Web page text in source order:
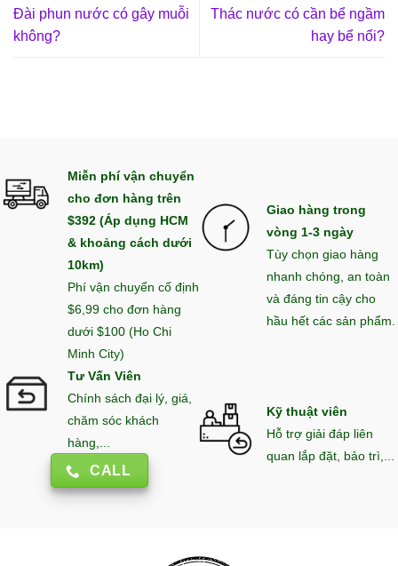
Đài phun nước có gây muỗi
không?
Thác nước có cần bể ngầm
hay bể nổi?
Miễn phí vận chuyển
cho đơn hàng trên
$392 (Áp dụng HCM
& khoảng cách dưới
10km)
Phí vận chuyển cố định
$6,99 cho đơn hàng
dưới $100 (Ho Chi
Minh City)
Giao hàng trong
vòng 1-3 ngày
Tùy chọn giao hàng
nhanh chóng, an toàn
và đáng tin cậy cho
hầu hết các sản phẩm.
Tư Vấn Viên
Chính sách đại lý, giá,
chăm sóc khách
hàng,...
CALL
Kỹ thuật viên
Hỗ trợ giải đáp liên
quan lắp đặt, bảo trì,...